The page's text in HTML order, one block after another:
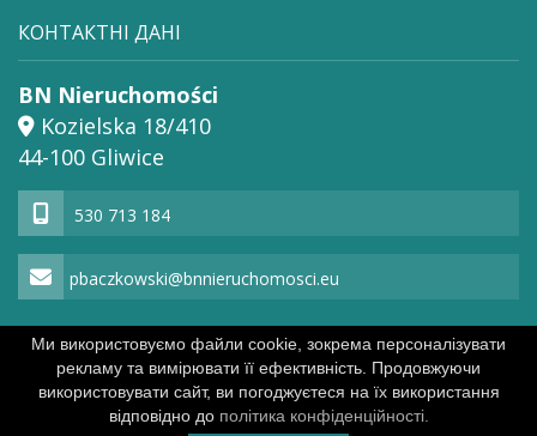
КОНТАКТНІ ДАНІ
BN Nieruchomości
Kozielska 18/410
44-100 Gliwice
530 713 184
pbaczkowski@bnnieruchomosci.eu
Powered by політика конфіденційності
Ми використовуємо файли cookie, зокрема персоналізувати
рекламу та вимірювати її ефективність. Продовжуючи
використовувати сайт, ви погоджуєтеся на їх використання
відповідно до політика конфіденційності.